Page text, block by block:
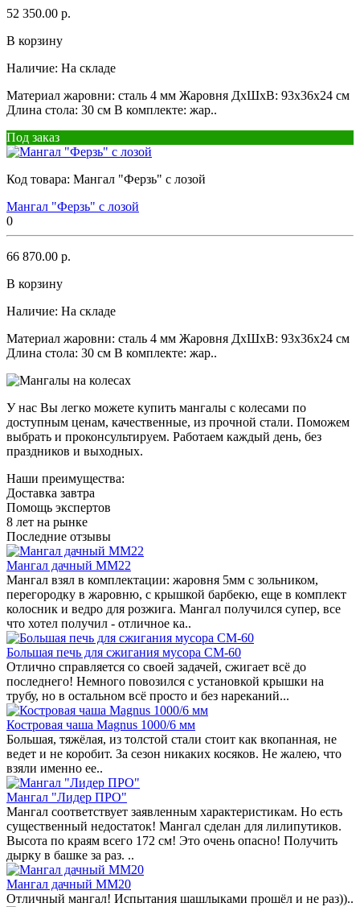
52 350.00 р.
В корзину
Наличие: На складе
Материал жаровни: сталь 4 мм Жаровня ДхШхВ: 93х36х24 см
Длина стола: 30 см В комплекте: жар..
Под заказ
Код товара: Мангал "Ферзь" с лозой
Мангал "Ферзь" с лозой
0
66 870.00 р.
В корзину
Наличие: На складе
Материал жаровни: сталь 4 мм Жаровня ДхШхВ: 93х36х24 см
Длина стола: 30 см В комплекте: жар..
У нас Вы легко можете купить мангалы с колесами по
доступным ценам, качественные, из прочной стали. Поможем
выбрать и проконсультируем. Работаем каждый день, без
праздников и выходных.
Наши преимущества:
Доставка завтра
Помощь экспертов
8 лет на рынке
Последние отзывы
Мангал дачный ММ22
Мангал взял в комплектации: жаровня 5мм с зольником,
перегородку в жаровню, с крышкой барбекю, еще в комплект
колосник и ведро для розжига. Мангал получился супер, все
что хотел получил - отличное ка..
Большая печь для сжигания мусора СМ-60
Отлично справляется со своей задачей, сжигает всё до
последнего! Немного повозился с установкой крышки на
трубу, но в остальном всё просто и без нареканий...
Костровая чаша Magnus 1000/6 мм
Большая, тяжёлая, из толстой стали стоит как вкопанная, не
ведет и не коробит. За сезон никаких косяков. Не жалею, что
взяли именно ее..
Мангал "Лидер ПРО"
Мангал соответствует заявленным характеристикам. Но есть
существенный недостаток! Мангал сделан для лилипутиков.
Высота по краям всего 172 см! Это очень опасно! Получить
дырку в башке за раз. ..
Мангал дачный ММ20
Отличный мангал! Испытания шашлыками прошёл и не раз))..